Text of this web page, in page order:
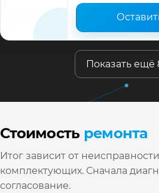
Показать ещё
Стоимость ремонта
Итог зависит от
комплектующих. Сначала
согласование.